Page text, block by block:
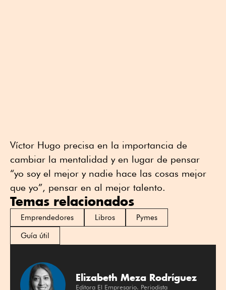
Víctor Hugo precisa en la importancia de
cambiar la mentalidad y en lugar de pensar
“yo soy el mejor y nadie hace las cosas mejor
que yo”, pensar en al mejor talento.
Temas relacionados
Emprendedores Libros
Pymes
Guía útil
Elizabeth Meza Rodríguez
Editora El Empresario. Periodista